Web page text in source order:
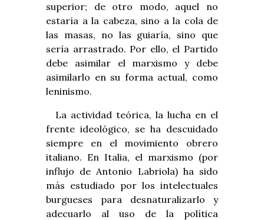
superior; de otro modo, aquel no
estaría a la cabeza, sino a la cola de
las masas, no las guiaría, sino que
sería arrastrado. Por ello, el Partido
debe asimilar el marxismo y debe
asimilarlo en su forma actual, como
leninismo.
La actividad teórica, la lucha en el
frente ideológico, se ha descuidado
siempre en el movimiento obrero
italiano. En Italia, el marxismo (por
influjo de Antonio Labriola) ha sido
más estudiado por los intelectuales
burgueses para desnaturalizarlo y
adecuarlo al uso de la política